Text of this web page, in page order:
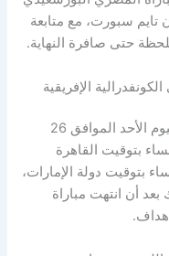
تايم سبورت، مع متابعة
حتى صافرة النهاية.
الإفريقية
تنطلق مباراة المصري والاتحاد الليبي اليوم الأحد الموافق 26
مساء بتوقيت القاهرة
بتوقيت دولة الإمارات،
أن انتهت مباراة